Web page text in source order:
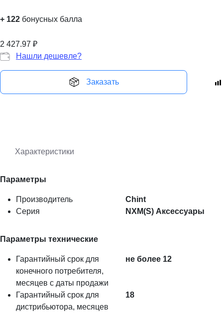
+ 122 бонусных балла
2 427.97 ₽
Нашли дешевле?
Заказать
Характеристики
Параметры
Производитель
Chint
Серия
NXM(S) Аксессуары
Параметры технические
Гарантийный срок для
конечного потребителя,
месяцев с даты продажи
не более 12
Гарантийный срок для
дистрибьютора, месяцев
18